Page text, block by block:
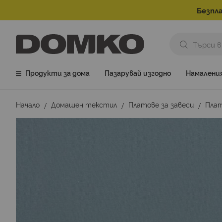
Продукти за дома Пазарувай изгодно
Начало Домашен текстил Платове за завеси